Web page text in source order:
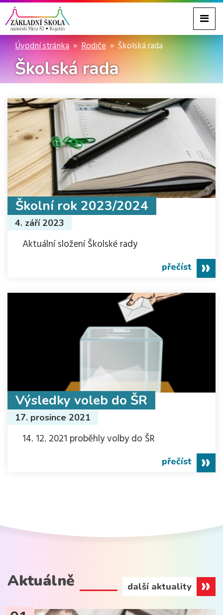
Úvodní stránka Rodiče Školská rada
Školská rada
Školní rok 2023/2024
4. září 2023
Aktuální složení Školské rady
přečíst
Výsledky voleb do ŠR
17. prosince 2021
14. 12. 2021 proběhly volby do ŠR
přečíst
Aktuálně další aktuality